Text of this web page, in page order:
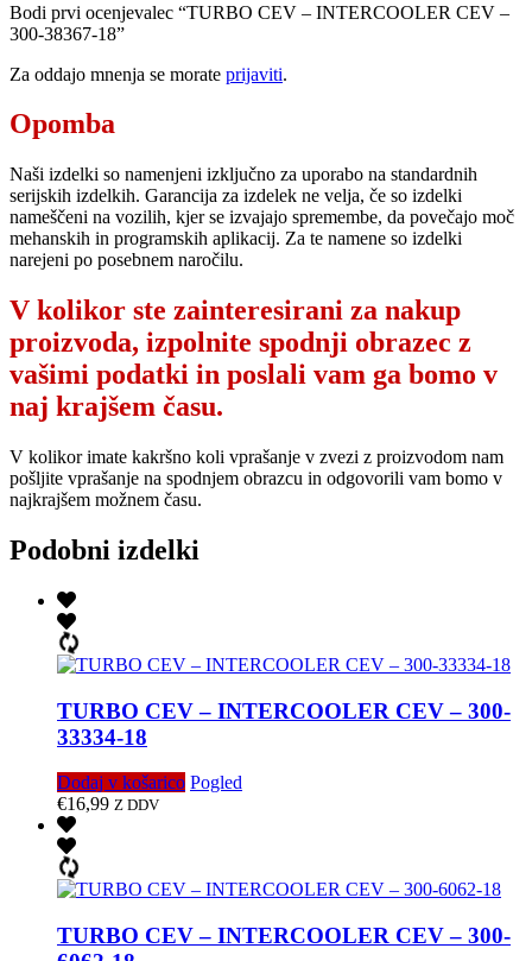
Bodi prvi ocenjevalec “TURBO CEV – INTERCOOLER CEV –
300-38367-18”
Za oddajo mnenja se morate prijaviti.
Opomba
Naši izdelki so namenjeni izključno za uporabo na standardnih
serijskih izdelkih. Garancija za izdelek ne velja, če so izdelki
nameščeni na vozilih, kjer se izvajajo spremembe, da povečajo moč
mehanskih in programskih aplikacij. Za te namene so izdelki
narejeni po posebnem naročilu.
V kolikor ste zainteresirani za nakup
proizvoda, izpolnite spodnji obrazec z
vašimi podatki in poslali vam ga bomo v
naj krajšem času.
V kolikor imate kakršno koli vprašanje v zvezi z proizvodom nam
pošljite vprašanje na spodnjem obrazcu in odgovorili vam bomo v
najkrajšem možnem času.
Podobni izdelki
TURBO CEV – INTERCOOLER CEV – 300-
33334-18
Dodaj v košarico Pogled
€16,99 Z DDV
TURBO CEV – INTERCOOLER CEV – 300-